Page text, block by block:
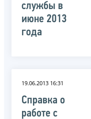
службы в
июне 2013
года
19.06.2013 16:31
Справка о
работе с